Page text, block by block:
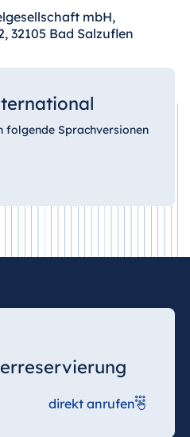
mbH,
32105 Bad Salzuflen
folgende Sprachversionen
direkt anrufen